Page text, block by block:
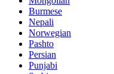
Burmese
Nepali
Norwegian
Pashto
Persian
Punjabi